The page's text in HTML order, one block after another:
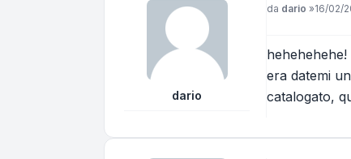
dario
Messaggio
da dario »16/02/
era datemi
catalogato,